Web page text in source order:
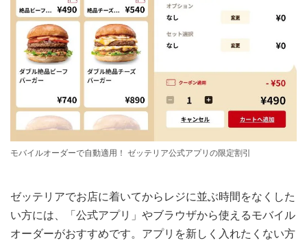
モバイルオーダーで自動適用！ ゼッテリア公式アプリの限定割引
ゼッテリアでお店に着いてからレジに並ぶ時間をなくした
い方には、「公式アプリ」やブラウザから使えるモバイル
オーダーがおすすめです。アプリを新しく入れたくない方